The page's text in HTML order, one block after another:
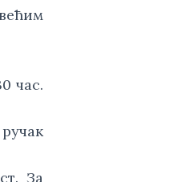
час.
За